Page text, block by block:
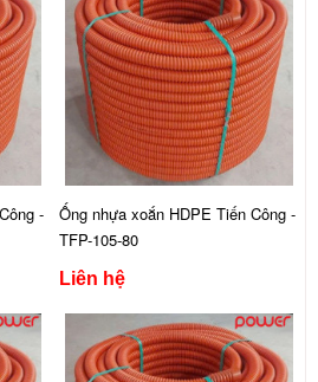
-
Ống nhựa xoắn HDPE Tiến Công -
TFP-105-80
Liên hệ